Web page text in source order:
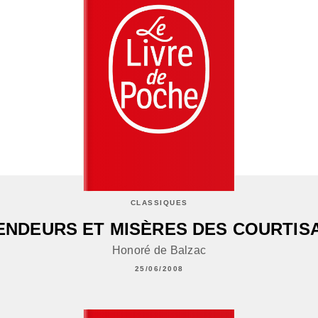
CLASSIQUES
ET MISÈRES DES
Honoré de Balzac
25/06/2008